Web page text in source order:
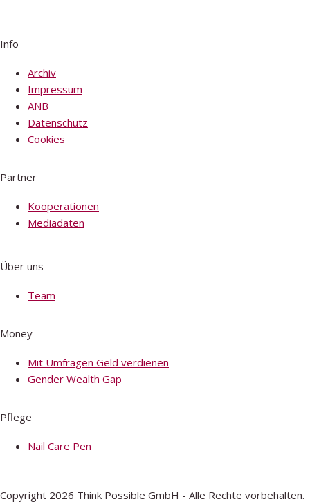
Info
Archiv
Impressum
ANB
Datenschutz
Cookies
Partner
Kooperationen
Mediadaten
Über uns
Team
Money
Mit Umfragen Geld verdienen
Gender Wealth Gap
Pflege
Nail Care Pen
Copyright 2026 Think Possible GmbH - Alle Rechte vorbehalten.